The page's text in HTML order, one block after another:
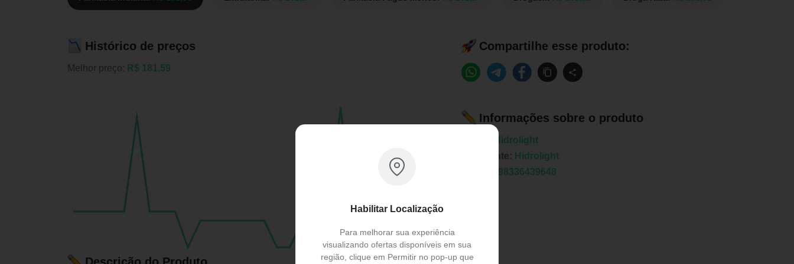
Habilitar Localização
Para melhorar sua experiência
visualizando ofertas disponíveis em sua
região, clique em Permitir no pop-up que
Histórico de preços
Melhor preço: R$ 181,59
Descrição do Produto
Compartilhe esse produto:
Informações sobre o produto
Hidrolight
Fabricante: Hidrolight
7898336439648